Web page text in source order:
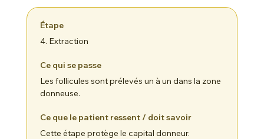
4. Extraction
Les follicules sont prélevés un à un dans la zone
donneuse.
Cette étape protège le capital donneur.